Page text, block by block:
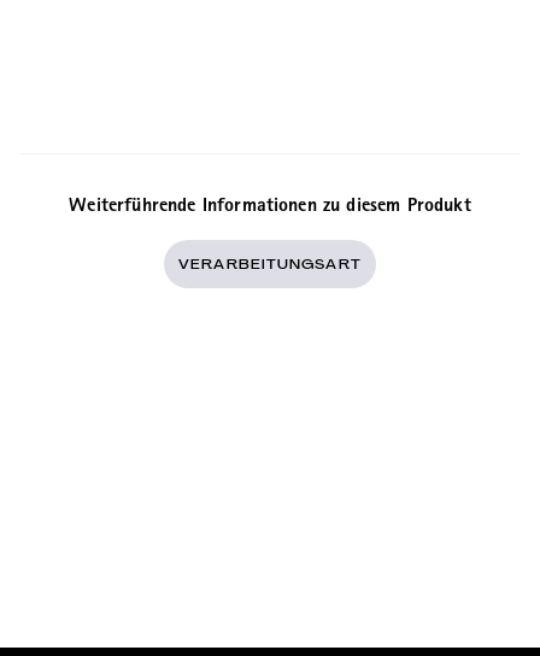
Weiterführende Informationen zu diesem Produkt
VERARBEITUNGSART